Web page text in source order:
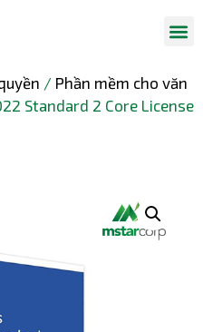
/ Phần mềm cho văn
Standard 2 Core License